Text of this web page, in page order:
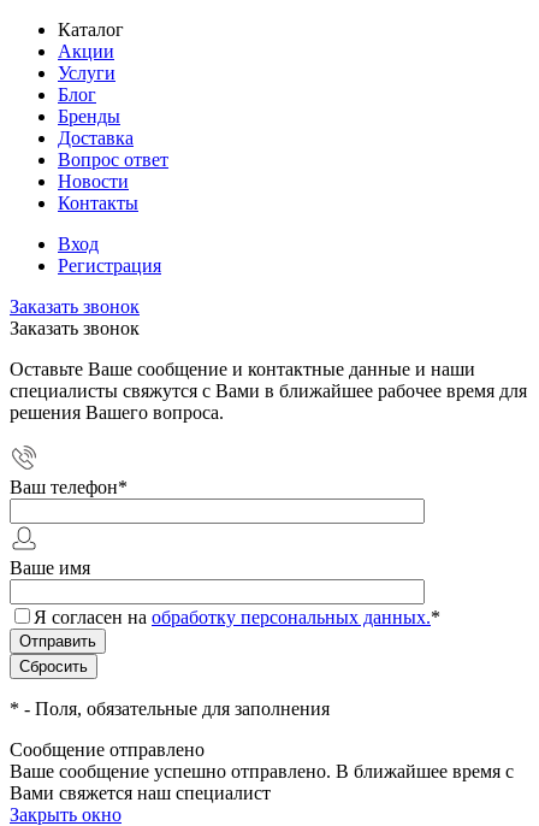
Каталог
Акции
Услуги
Блог
Бренды
Доставка
Вопрос ответ
Новости
Контакты
Вход
Регистрация
Заказать звонок
Заказать звонок
Оставьте Ваше сообщение и контактные данные и наши
специалисты свяжутся с Вами в ближайшее рабочее время для
решения Вашего вопроса.
Ваш телефон*
Ваше имя
Я согласен на обработку персональных данных.*
* - Поля, обязательные для заполнения
Сообщение отправлено
Ваше сообщение успешно отправлено. В ближайшее время с
Вами свяжется наш специалист
Закрыть окно